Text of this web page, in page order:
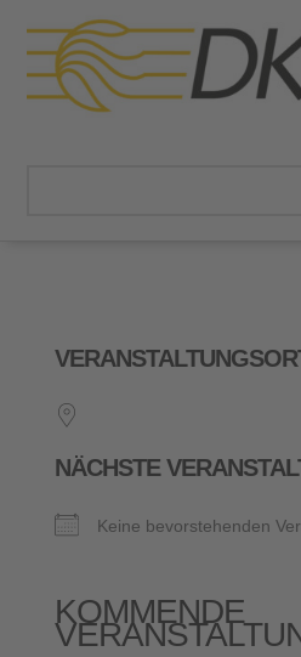
NÄCHSTE
Keine bevorstehenden
KOMMENDE